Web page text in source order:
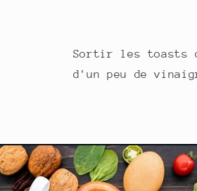
Sortir les toasts
d'un peu de